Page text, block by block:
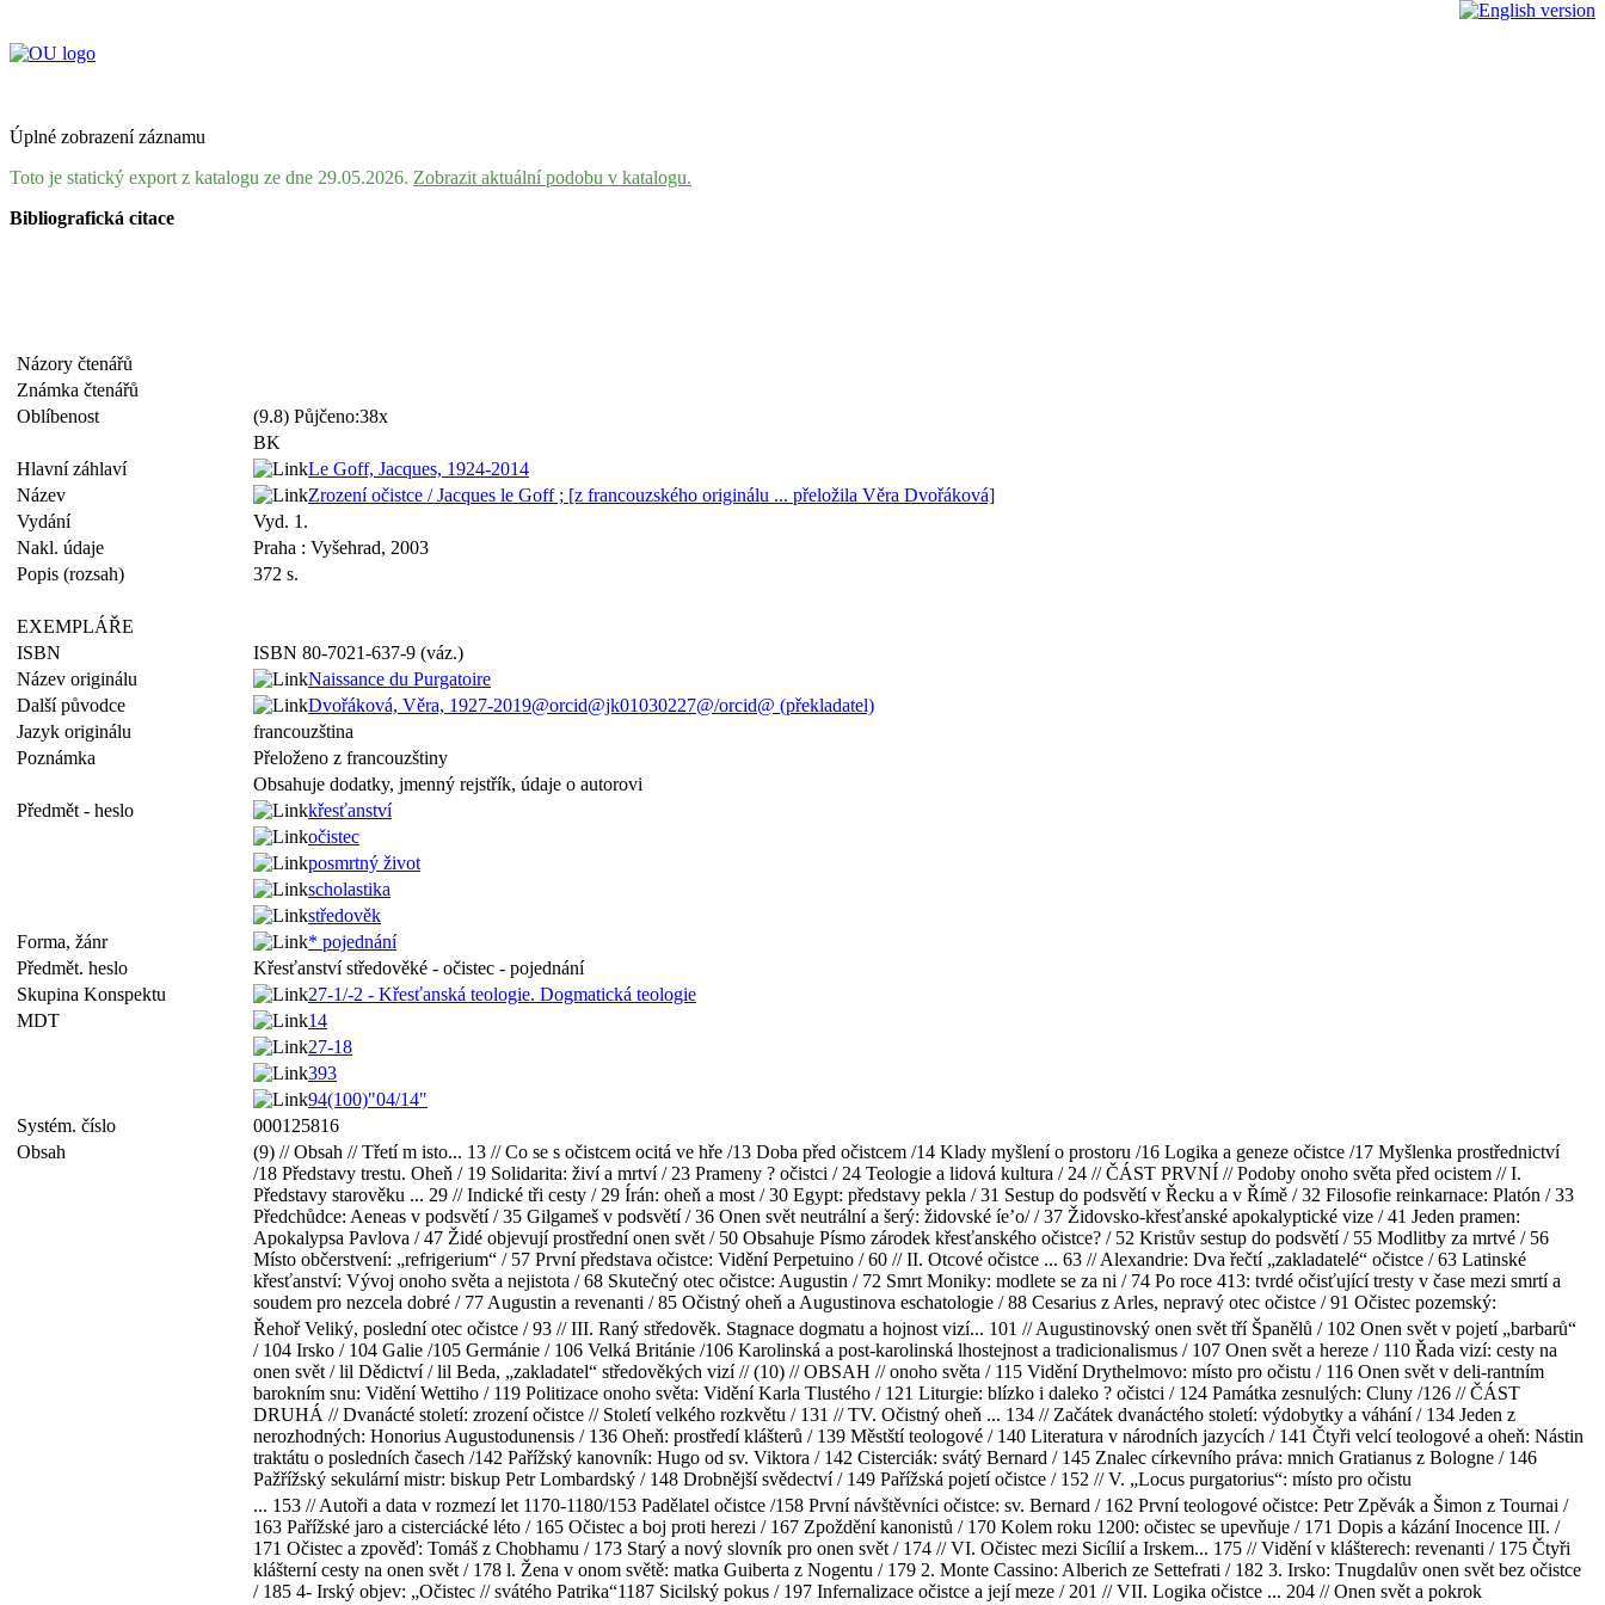
Úplné zobrazení záznamu
Toto je statický export z katalogu ze dne 29.05.2026. Zobrazit aktuální podobu v katalogu.
Bibliografická citace
Názory čtenářů
Známka čtenářů
Oblíbenost
(9.8) Půjčeno:38x
BK
Hlavní záhlaví
Le Goff, Jacques, 1924-2014
Název
Zrození očistce / Jacques le Goff ; [z francouzského originálu ... přeložila Věra Dvořáková]
Vydání
Vyd. 1.
Nakl. údaje
Praha : Vyšehrad, 2003
Popis (rozsah)
372 s.
EXEMPLÁŘE
ISBN
ISBN 80-7021-637-9 (váz.)
Název originálu
Naissance du Purgatoire
Další původce
Dvořáková, Věra, 1927-2019@orcid@jk01030227@/orcid@ (překladatel)
Jazyk originálu
francouzština
Poznámka
Přeloženo z francouzštiny
Obsahuje dodatky, jmenný rejstřík, údaje o autorovi
Předmět - heslo
křesťanství
očistec
posmrtný život
scholastika
středověk
Forma, žánr
* pojednání
Předmět. heslo
Křesťanství středověké - očistec - pojednání
Skupina Konspektu
27-1/-2 - Křesťanská teologie. Dogmatická teologie
MDT
14
27-18
393
94(100)"04/14"
Systém. číslo
000125816
Obsah
(9) // Obsah // Třetí m isto... 13 // Co se s očistcem ocitá ve hře /13 Doba před očistcem /14 Klady myšlení o prostoru /16 Logika a geneze očistce /17 Myšlenka prostřednictví
/18 Představy trestu. Oheň / 19 Solidarita: živí a mrtví / 23 Prameny ? očistci / 24 Teologie a lidová kultura / 24 // ČÁST PRVNÍ // Podoby onoho světa před ocistem // I.
Představy starověku ... 29 // Indické tři cesty / 29 Írán: oheň a most / 30 Egypt: představy pekla / 31 Sestup do podsvětí v Řecku a v Římě / 32 Filosofie reinkarnace: Platón / 33
Předchůdce: Aeneas v podsvětí / 35 Gilgameš v podsvětí / 36 Onen svět neutrální a šerý: židovské íe’o/ / 37 Židovsko-křesťanské apokalyptické vize / 41 Jeden pramen:
Apokalypsa Pavlova / 47 Židé objevují prostřední onen svět / 50 Obsahuje Písmo zárodek křesťanského očistce? / 52 Kristův sestup do podsvětí / 55 Modlitby za mrtvé / 56
Místo občerstvení: „refrigerium“ / 57 První představa očistce: Vidění Perpetuino / 60 // II. Otcové očistce ... 63 // Alexandrie: Dva řečtí „zakladatelé“ očistce / 63 Latinské
křesťanství: Vývoj onoho světa a nejistota / 68 Skutečný otec očistce: Augustin / 72 Smrt Moniky: modlete se za ni / 74 Po roce 413: tvrdé očisťující tresty v čase mezi smrtí a
soudem pro nezcela dobré / 77 Augustin a revenanti / 85 Očistný oheň a Augustinova eschatologie / 88 Cesarius z Arles, nepravý otec očistce / 91 Očistec pozemský:
Řehoř Veliký, poslední otec očistce / 93 // III. Raný středověk. Stagnace dogmatu a hojnost vizí... 101 // Augustinovský onen svět tří Španělů / 102 Onen svět v pojetí „barbarů“
/ 104 Irsko / 104 Galie /105 Germánie / 106 Velká Británie /106 Karolinská a post-karolinská lhostejnost a tradicionalismus / 107 Onen svět a hereze / 110 Řada vizí: cesty na
onen svět / lil Dědictví / lil Beda, „zakladatel“ středověkých vizí // (10) // OBSAH // onoho světa / 115 Vidění Drythelmovo: místo pro očistu / 116 Onen svět v deli-rantním
barokním snu: Vidění Wettiho / 119 Politizace onoho světa: Vidění Karla Tlustého / 121 Liturgie: blízko i daleko ? očistci / 124 Památka zesnulých: Cluny /126 // ČÁST
DRUHÁ // Dvanácté století: zrození očistce // Století velkého rozkvětu / 131 // TV. Očistný oheň ... 134 // Začátek dvanáctého století: výdobytky a váhání / 134 Jeden z
nerozhodných: Honorius Augustodunensis / 136 Oheň: prostředí klášterů / 139 Městští teologové / 140 Literatura v národních jazycích / 141 Čtyři velcí teologové a oheň: Nástin
traktátu o posledních časech /142 Pařížský kanovník: Hugo od sv. Viktora / 142 Cisterciák: svátý Bernard / 145 Znalec církevního práva: mnich Gratianus z Bologne / 146
Pažřížský sekulární mistr: biskup Petr Lombardský / 148 Drobnější svědectví / 149 Pařížská pojetí očistce / 152 // V. „Locus purgatorius“: místo pro očistu
... 153 // Autoři a data v rozmezí let 1170-1180/153 Padělatel očistce /158 První návštěvníci očistce: sv. Bernard / 162 První teologové očistce: Petr Zpěvák a Šimon z Tournai /
163 Pařížské jaro a cisterciácké léto / 165 Očistec a boj proti herezi / 167 Zpoždění kanonistů / 170 Kolem roku 1200: očistec se upevňuje / 171 Dopis a kázání Inocence III. /
171 Očistec a zpověď: Tomáš z Chobhamu / 173 Starý a nový slovník pro onen svět / 174 // VI. Očistec mezi Sicílií a Irskem... 175 // Vidění v klášterech: revenanti / 175 Čtyři
klášterní cesty na onen svět / 178 l. Žena v onom světě: matka Guiberta z Nogentu / 179 2. Monte Cassino: Alberich ze Settefrati / 182 3. Irsko: Tnugdalův onen svět bez očistce
/ 185 4- Irský objev: „Očistec // svátého Patrika“1187 Sicilský pokus / 197 Infernalizace očistce a její meze / 201 // VII. Logika očistce ... 204 // Onen svět a pokrok